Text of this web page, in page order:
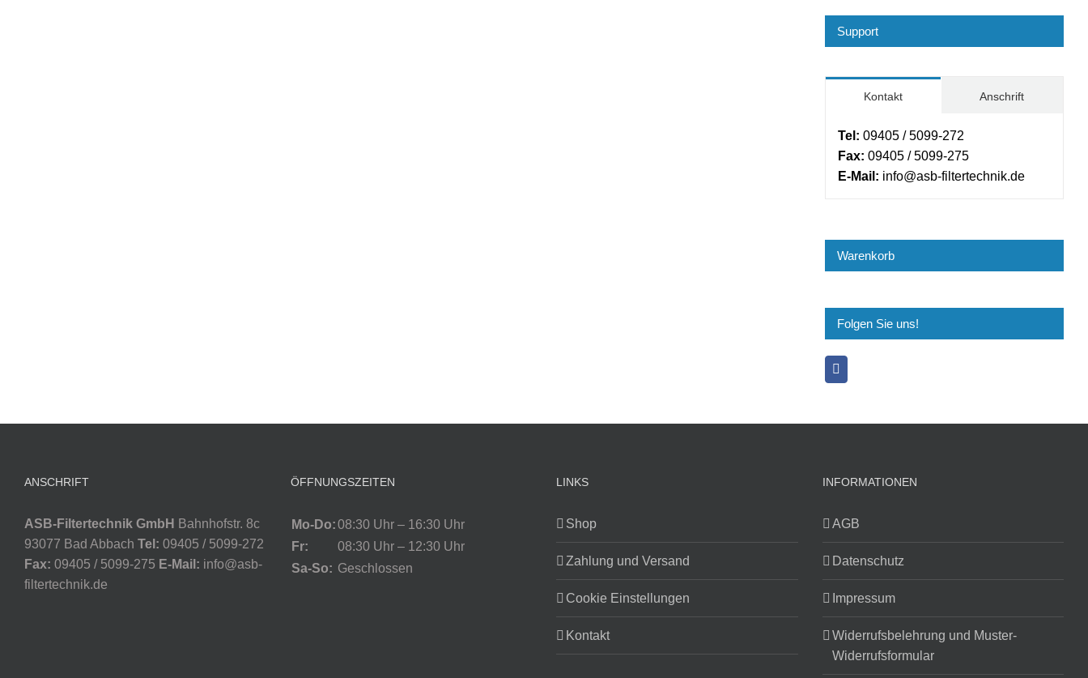
Support
Kontakt Anschrift
Tel: 09405 / 5099-272
Fax: 09405 / 5099-275
E-Mail: info@asb-filtertechnik.de
Warenkorb
Folgen Sie uns!
ANSCHRIFT
ASB-Filtertechnik GmbH
Bahnhofstr. 8c
93077 Bad Abbach Tel: 09405 / 5099-272
Fax: 09405 / 5099-275 E-Mail: info@asb-
filtertechnik.de
ÖFFNUNGSZEITEN
Mo-Do:08:30 Uhr – 16:30 Uhr
Fr:
08:30 Uhr – 12:30 Uhr
Sa-So: Geschlossen
LINKS
Shop
Zahlung und Versand
Cookie Einstellungen
Kontakt
INFORMATIONEN
AGB
Datenschutz
Impressum
Widerrufsbelehrung und Muster-
Widerrufsformular